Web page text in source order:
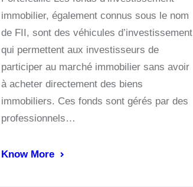
immobilier, également connus sous le nom
de FII, sont des véhicules d’investissement
qui permettent aux investisseurs de
participer au marché immobilier sans avoir
à acheter directement des biens
immobiliers. Ces fonds sont gérés par des
professionnels…
Know More